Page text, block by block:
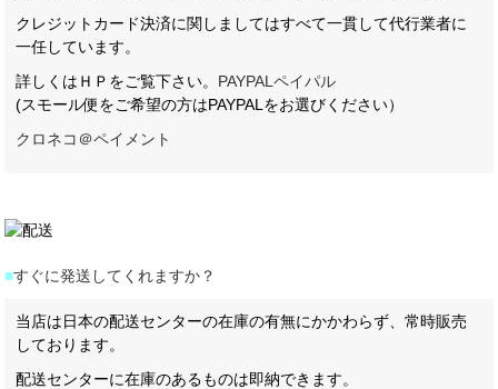
クレジットカード決済に関しましてはすべて一貫して代行業者に
一任しています。
詳しくはＨＰをご覧下さい。 PAYPALペイパル
(スモール便をご希望の方はPAYPALをお選びください）
クロネコ＠ペイメント
■すぐに発送してくれますか？
当店は日本の配送センターの在庫の有無にかかわらず、常時販売
しております。
配送センターに在庫のあるものは即納できます。